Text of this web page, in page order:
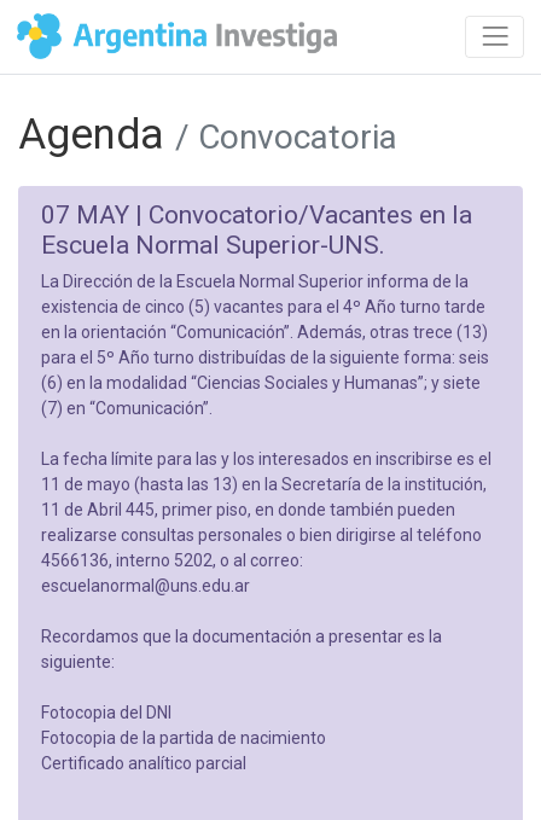
Agenda / Convocatoria
07 MAY | Convocatorio/Vacantes en la
Escuela Normal Superior-UNS.
La Dirección de la Escuela Normal Superior informa de la
existencia de cinco (5) vacantes para el 4º Año turno tarde
en la orientación “Comunicación”. Además, otras trece (13)
para el 5º Año turno distribuídas de la siguiente forma: seis
(6) en la modalidad “Ciencias Sociales y Humanas”; y siete
(7) en “Comunicación”.
La fecha límite para las y los interesados en inscribirse es el
11 de mayo (hasta las 13) en la Secretaría de la institución,
11 de Abril 445, primer piso, en donde también pueden
realizarse consultas personales o bien dirigirse al teléfono
4566136, interno 5202, o al correo:
escuelanormal@uns.edu.ar
Recordamos que la documentación a presentar es la
siguiente:
Fotocopia del DNI
Fotocopia de la partida de nacimiento
Certificado analítico parcial